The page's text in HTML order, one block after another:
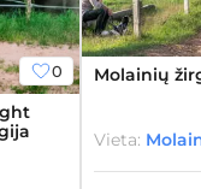
0 Molainių
Vieta: